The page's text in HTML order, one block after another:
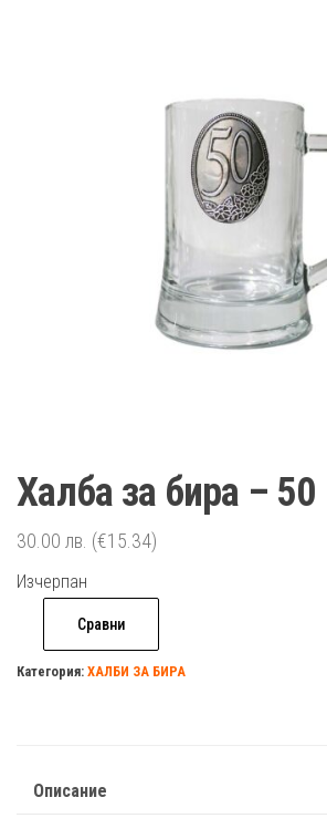
Халба за бира – 50
30.00 лв. (€15.34)
Изчерпан
Сравни
Категория: ХАЛБИ ЗА БИРА
Описание